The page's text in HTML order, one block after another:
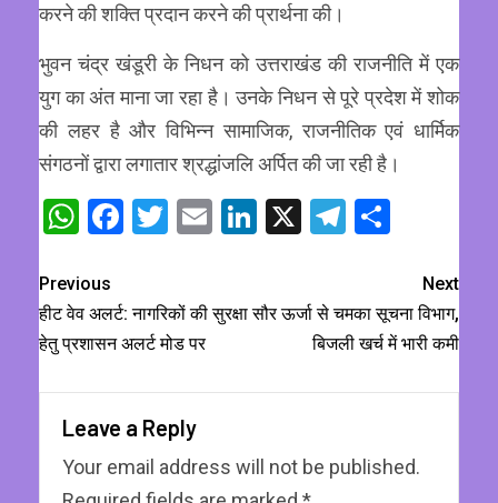
करने की शक्ति प्रदान करने की प्रार्थना की।
भुवन चंद्र खंडूरी के निधन को उत्तराखंड की राजनीति में एक
युग का अंत माना जा रहा है। उनके निधन से पूरे प्रदेश में शोक
की लहर है और विभिन्न सामाजिक, राजनीतिक एवं धार्मिक
संगठनों द्वारा लगातार श्रद्धांजलि अर्पित की जा रही है।
WhatsApp
Facebook
Twitter
EmailLinkedIn
X Telegram
Previous
हीट वेव अलर्ट: नागरिकों की सुरक्षा
हेतु प्रशासन अलर्ट मोड पर
Next
सौर ऊर्जा से चमका सूचना विभाग,
बिजली खर्च में भारी कमी
Leave a Reply
Your email address will not be published.